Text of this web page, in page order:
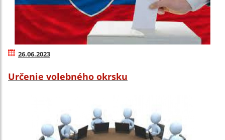
26.06.2023
Určenie volebného okrsku